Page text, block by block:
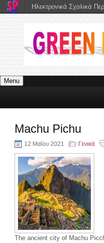
Menu
Machu Pichu
12 Μαΐου 2021 Γενικά
The ancient city of Machu
Ηλεκτρονικά Σχολικά